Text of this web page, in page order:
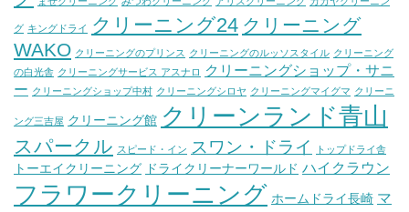
グ キングドライ クリーニング24 クリーニング
WAKO クリーニングのプリンス クリーニングのルッソスタイル クリーニング
の白光舎 クリーニングサービス アスナロ
クリーニングショップ・サニ
ー クリーニングショップ中村 クリーニングシロヤ クリーニングマイグマ クリーニ
ング三吉屋 クリーニング館 クリーンランド青山
スパークル スピード・イン スワン・ドライ トップドライ舎
トーエイクリーニング ドライクリーナーワールド ハイクラウン
フラワークリーニング ホームドライ長崎 マ